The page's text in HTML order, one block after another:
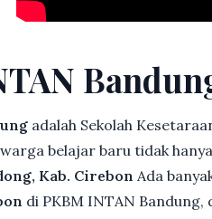
adalah Sekolah
belajar baru tidak
Kab. Cirebon Ada
di PKBM INTAN Bandung,